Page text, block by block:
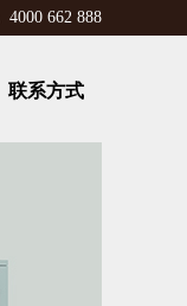
662 888
联系方式